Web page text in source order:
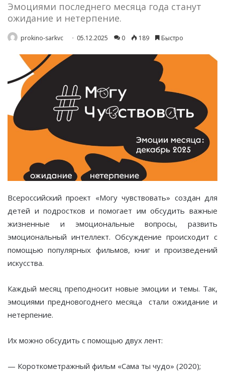
Эмоциями последнего месяца года станут
ожидание и нетерпение.
prokino-sarkvc 05.12.2025 0 189 Быстро
Всероссийский проект «Могу чувствовать» создан для
детей и подростков и помогает им обсудить важные
жизненные и эмоциональные вопросы, развить
эмоциональный интеллект. Обсуждение происходит с
помощью популярных фильмов, книг и произведений
искусства.
Каждый месяц преподносит новые эмоции и темы. Так,
эмоциями предновогоднего месяца стали ожидание и
нетерпение.
Их можно обсудить с помощью двух лент:
— Короткометражный фильм «Сама ты чудо» (2020);